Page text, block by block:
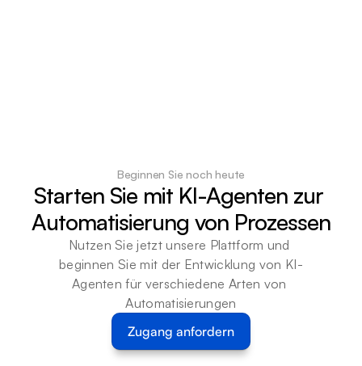
Beginnen Sie noch heute
Starten Sie mit KI-Agenten zur
Automatisierung von Prozessen
Nutzen Sie jetzt unsere Plattform und
beginnen Sie mit der Entwicklung von KI-
Agenten für verschiedene Arten von
Automatisierungen
Zugang anfordern